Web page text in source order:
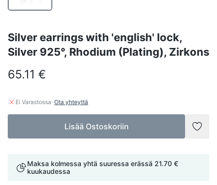
Silver earrings with 'english' lock,
Silver 925°, Rhodium (Plating), Zirkons
65.11 €
Ei Varastossa ·Ota yhteyttä
Lisää Ostoskoriin
Maksa kolmessa yhtä suuressa erässä 21.70 €
kuukaudessa